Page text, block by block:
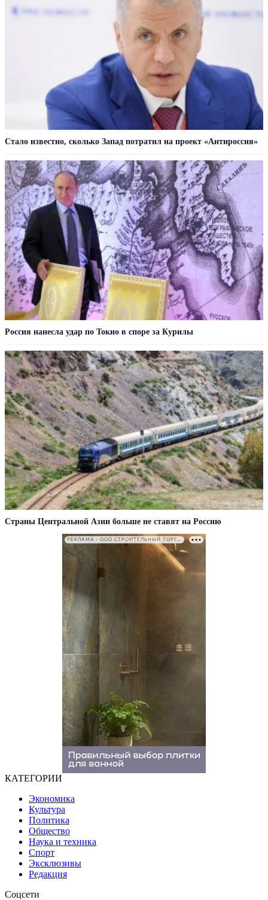
Стало известно, сколько Запад потратил на проект «Антироссия»
Россия нанесла удар по Токио в споре за Курилы
Страны Центральной Азии больше не ставят на Россию
РЕКЛАМА • ООО СТРОИТЕЛЬНЫЙ ТОРГОВЫЙ ДОМ «ПЕТРОВИЧ». ИНН: 7802348846
КАТЕГОРИИ
Экономика
Культура
Политика
Общество
Наука и техника
Спорт
Эксклюзивы
Редакция
Соцсети